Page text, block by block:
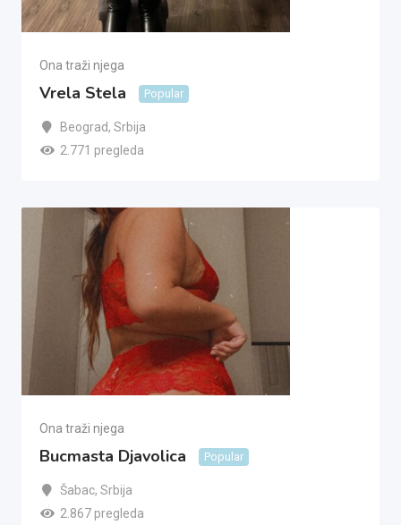
Ona traži njega
Vrela Stela Popular
Beograd, Srbija
2.771 pregleda
Ona traži njega
Bucmasta Djavolica Popular
Šabac, Srbija
2.867 pregleda